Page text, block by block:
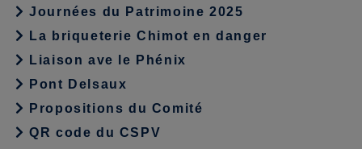
Journées du Patrimoine 2025
La briqueterie Chimot en danger
Liaison ave le Phénix
Pont Delsaux
Propositions du Comité
QR code du CSPV